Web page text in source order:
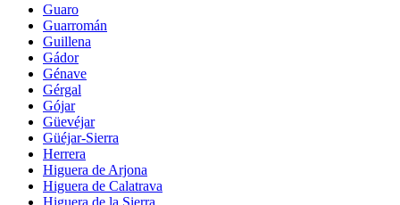
Guaro
Guarromán
Guillena
Gádor
Génave
Gérgal
Gójar
Güevéjar
Güéjar-Sierra
Herrera
Higuera de Arjona
Higuera de Calatrava
Higuera de la Sierra